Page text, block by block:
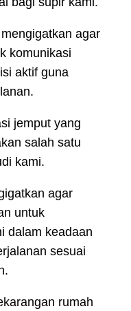
agar
komunikasi
aktif guna
jemput yang
salah satu
kami.
agar
untuk
dalam keadaan
sesuai
rumah